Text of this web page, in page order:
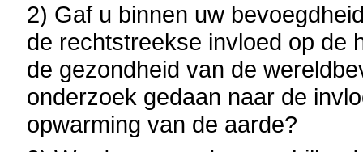
2) Gaf u binnen uw
de rechtstreekse invloed op de
de gezondheid van de
onderzoek gedaan naar de
opwarming van de aarde?